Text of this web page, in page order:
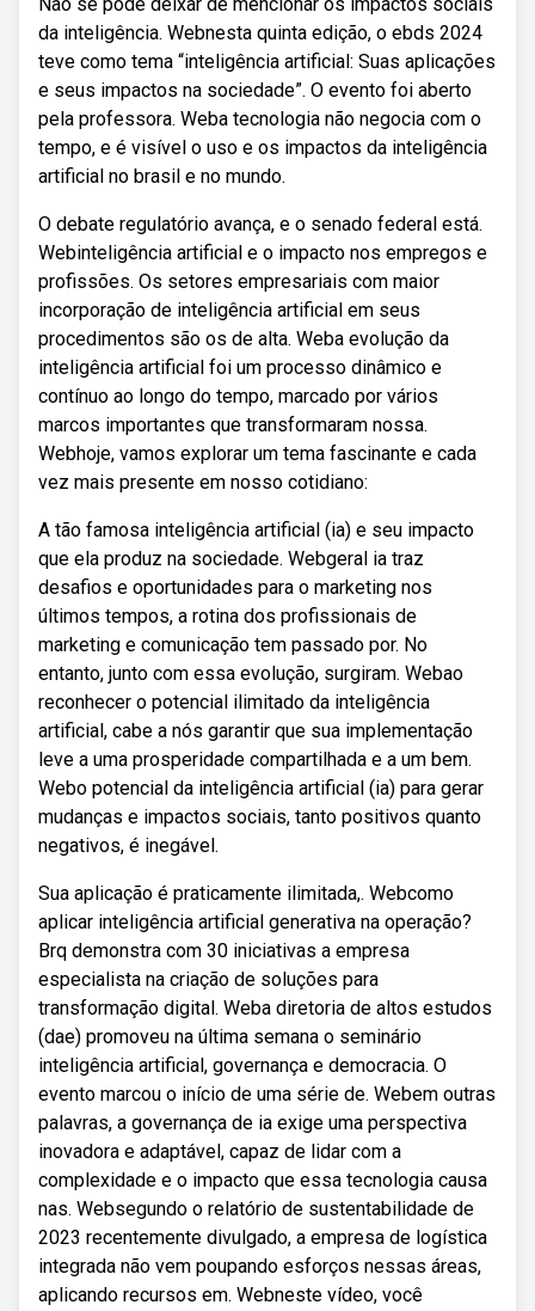
da inteligência. Webnesta quinta edição, o ebds 2024
teve como tema “inteligência artificial: Suas aplicações
e seus impactos na sociedade”. O evento foi aberto
pela professora. Weba tecnologia não negocia com o
tempo, e é visível o uso e os impactos da inteligência
artificial no brasil e no mundo.
O debate regulatório avança, e o senado federal está.
Webinteligência artificial e o impacto nos empregos e
profissões. Os setores empresariais com maior
incorporação de inteligência artificial em seus
procedimentos são os de alta. Weba evolução da
inteligência artificial foi um processo dinâmico e
contínuo ao longo do tempo, marcado por vários
marcos importantes que transformaram nossa.
Webhoje, vamos explorar um tema fascinante e cada
vez mais presente em nosso cotidiano:
A tão famosa inteligência artificial (ia) e seu impacto
que ela produz na sociedade. Webgeral ia traz
desafios e oportunidades para o marketing nos
últimos tempos, a rotina dos profissionais de
marketing e comunicação tem passado por. No
entanto, junto com essa evolução, surgiram. Webao
reconhecer o potencial ilimitado da inteligência
artificial, cabe a nós garantir que sua implementação
leve a uma prosperidade compartilhada e a um bem.
Webo potencial da inteligência artificial (ia) para gerar
mudanças e impactos sociais, tanto positivos quanto
negativos, é inegável.
Sua aplicação é praticamente ilimitada,. Webcomo
aplicar inteligência artificial generativa na operação?
Brq demonstra com 30 iniciativas a empresa
especialista na criação de soluções para
transformação digital. Weba diretoria de altos estudos
(dae) promoveu na última semana o seminário
inteligência artificial, governança e democracia. O
evento marcou o início de uma série de. Webem outras
palavras, a governança de ia exige uma perspectiva
inovadora e adaptável, capaz de lidar com a
complexidade e o impacto que essa tecnologia causa
nas. Websegundo o relatório de sustentabilidade de
2023 recentemente divulgado, a empresa de logística
integrada não vem poupando esforços nessas áreas,
aplicando recursos em. Webneste vídeo, você